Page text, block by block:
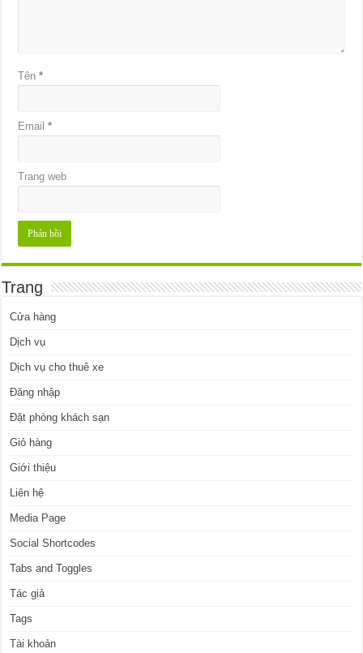
Tên*
Email*
Trang web
Trang
Cửa hàng
Dịch vụ
Dịch vụ cho thuê xe
Đăng nhập
Đặt phòng khách sạn
Giỏ hàng
Giới thiệu
Liên hệ
Media Page
Social Shortcodes
Tabs and Toggles
Tác giả
Tags
Tài khoản